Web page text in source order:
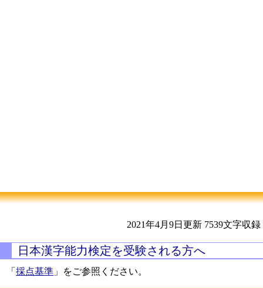
2021年4月9日更新 7539文字収録
日本漢字能力検定を受験される方へ
「採点基準 」をご参照ください。